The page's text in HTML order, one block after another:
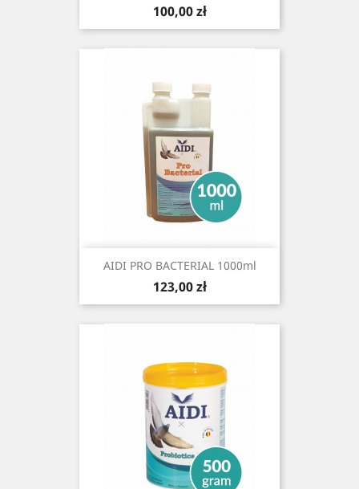
Cena
100,00 zł
AIDI PRO BACTERIAL 1000ml
Cena
123,00 zł